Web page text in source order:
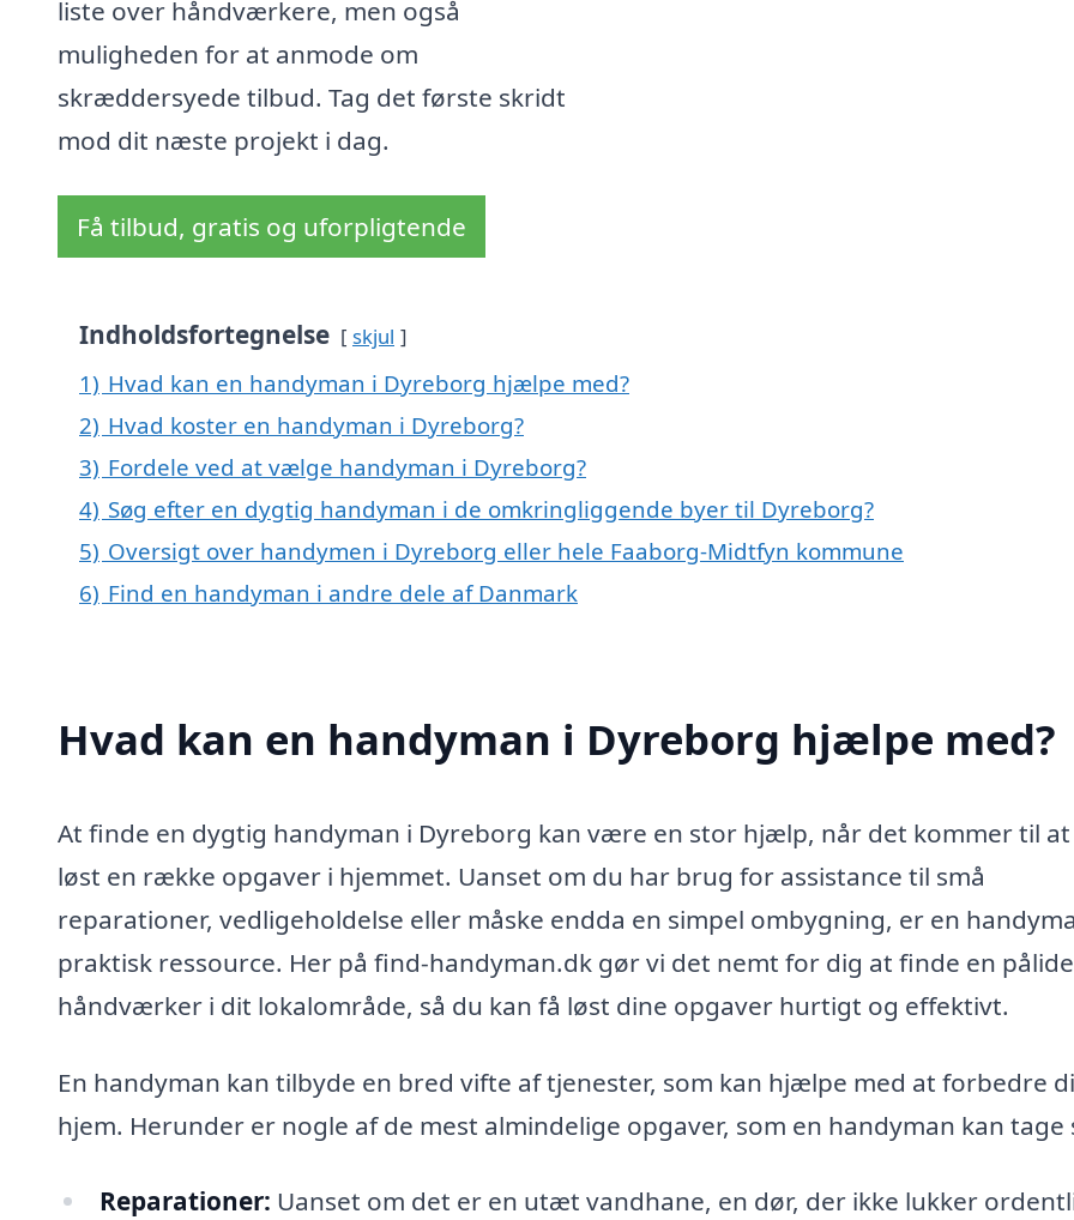
liste over håndværkere, men også
muligheden for at anmode om
skræddersyede tilbud. Tag det første skridt
mod dit næste projekt i dag.
Få tilbud, gratis og uforpligtende
Indholdsfortegnelse skjul
1) Hvad kan en handyman i Dyreborg hjælpe med?
2) Hvad koster en handyman i Dyreborg?
3) Fordele ved at vælge handyman i Dyreborg?
4) Søg efter en dygtig handyman i de omkringliggende byer til Dyreborg?
5) Oversigt over handymen i Dyreborg eller hele Faaborg-Midtfyn kommune
6) Find en handyman i andre dele af Danmark
Hvad kan en handyman i Dyreborg hjælpe med?
At finde en dygtig handyman i Dyreborg kan være en stor hjælp, når det kommer til at
løst en række opgaver i hjemmet. Uanset om du har brug for assistance til små
reparationer, vedligeholdelse eller måske endda en simpel ombygning, er en
praktisk ressource. Her på find-handyman.dk gør vi det nemt for dig at finde en
håndværker i dit lokalområde, så du kan få løst dine opgaver hurtigt og effektivt.
En handyman kan tilbyde en bred vifte af tjenester, som kan hjælpe med at forbedre
hjem. Herunder er nogle af de mest almindelige opgaver, som en handyman kan tage
Reparationer: Uanset om det er en utæt vandhane, en dør, der ikke lukker